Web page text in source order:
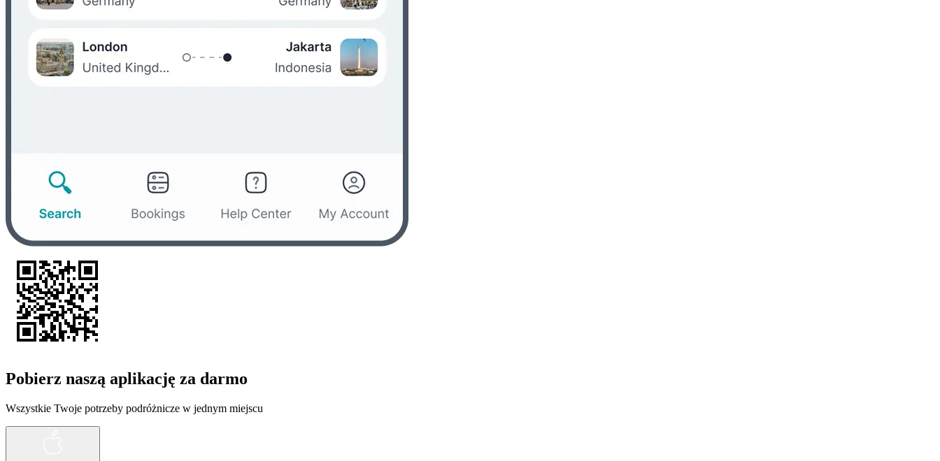
Pobierz naszą aplikację za darmo
Wszystkie Twoje potrzeby podróżnicze w jednym miejscu